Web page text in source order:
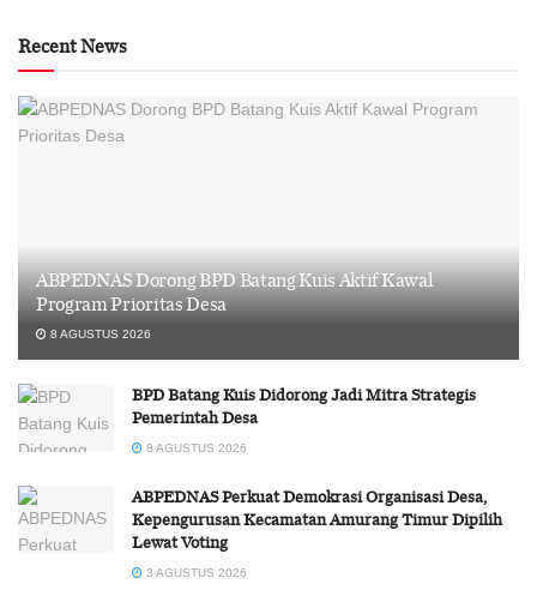
Recent News
ABPEDNAS Dorong BPD Batang Kuis Aktif Kawal
Program Prioritas Desa
8 AGUSTUS 2026
BPD Batang Kuis Didorong Jadi Mitra Strategis
Pemerintah Desa
8 AGUSTUS 2026
ABPEDNAS Perkuat Demokrasi Organisasi Desa,
Kepengurusan Kecamatan Amurang Timur Dipilih
Lewat Voting
3 AGUSTUS 2026